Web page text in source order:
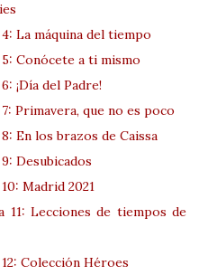
La máquina del tiempo
Conócete a ti mismo
¡Día del Padre!
Primavera, que no es poco
En los brazos de Caissa
Desubicados
Madrid 2021
11: Lecciones de tiempos de
Colección Héroes